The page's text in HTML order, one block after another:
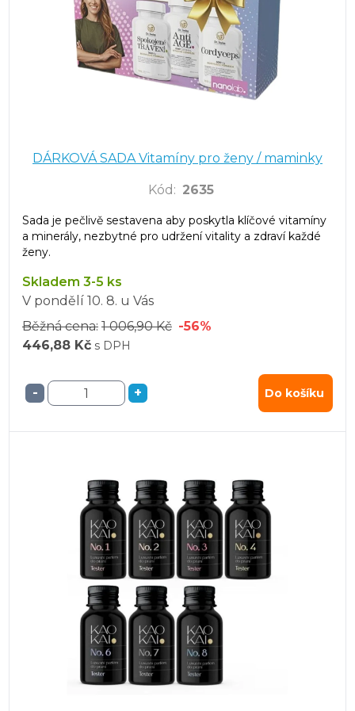
DÁRKOVÁ SADA Vitamíny pro ženy / maminky
Kód : 2635
Sada je pečlivě sestavena aby poskytla klíčové vitamíny
a minerály, nezbytné pro udržení vitality a zdraví každé
ženy.
Skladem 3-5 ks
V pondělí 10. 8. u Vás
Běžná cena: 1 006,90 Kč -56%
446,88 Kč s DPH
- + Do košíku